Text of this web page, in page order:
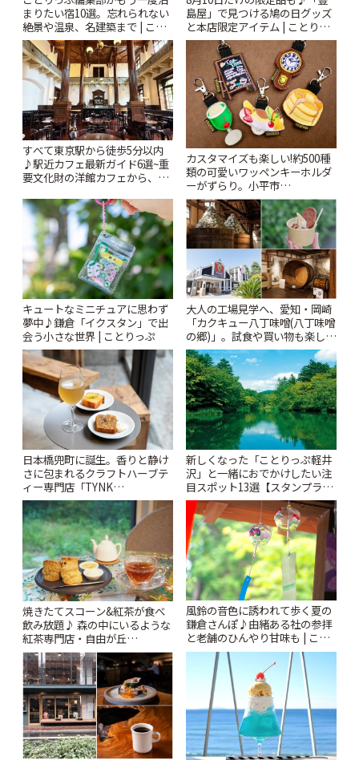
まりたい宿10選。忘れられない
絶景や温泉、名建築まで | こと
りっぷ
島屋」で見つける鳩の日グッズ
と本店限定アイテム | ことりっ
ぷ
すべて東京駅から徒歩5分以内
♪駅近カフェ最新ガイド6選~重
要文化財の洋館カフェから、改
りっぷ
カスタマイズも楽しい!約500種
類の可愛いワッペンキーホルダ
ーがずらり。小平市
「Kimamaya T&K」 | ことりっ
ぷ
キュートなミニチュアに思わず
夢中♪鎌倉「イクスタン」で出
会う小さな世界 | ことりっぷ
大人の工場見学へ、愛知・岡崎
「カクキュー八丁味噌(八丁味噌
の郷)」。試食や買い物も楽しみ
♪ | ことりっぷ
日本橋兜町に誕生。香りと静け
さに包まれるクラフトハーブテ
ィー専門店「TYNK
Kabutocho」 | ことりっぷ
新しくなった「ことりっぷ軽井
沢」と一緒におでかけしたい注
目スポット13選【スタンプラリ
ー開催中】 | ことりっぷ
焼きたてスコーン&紅茶が食べ
飲み放題♪ 森の中にいるような
紅茶専門店・自由が丘
「YOTSUBA TEA」でのんびり
時間 | ことりっぷ
風鈴の音色に誘われて歩く夏の
鎌倉さんぽ♪由緒ある社の参拝
と老舗のひんやり甘味も | こと
りっぷ